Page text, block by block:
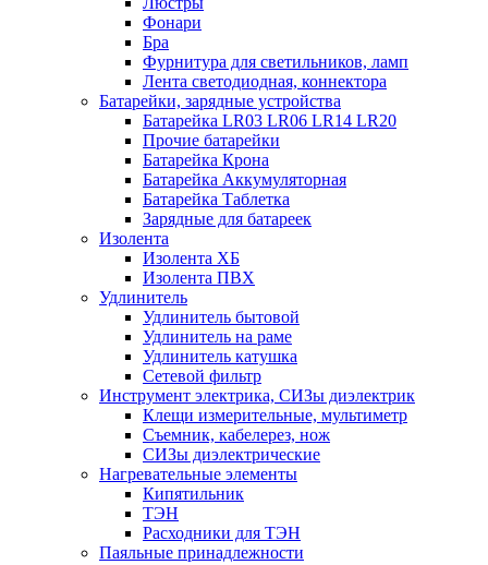
Фонари
Бра
Фурнитура для светильников, ламп
Лента светодиодная, коннектора
Батарейки, зарядные устройства
Батарейка LR03 LR06 LR14 LR20
Прочие батарейки
Батарейка Крона
Батарейка Аккумуляторная
Батарейка Таблетка
Зарядные для батареек
Изолента
Изолента ХБ
Изолента ПВХ
Удлинитель
Удлинитель бытовой
Удлинитель на раме
Удлинитель катушка
Сетевой фильтр
Инструмент электрика, СИЗы диэлектрик
Клещи измерительные, мультиметр
Съемник, кабелерез, нож
СИЗы диэлектрические
Нагревательные элементы
Кипятильник
ТЭН
Расходники для ТЭН
Паяльные принадлежности